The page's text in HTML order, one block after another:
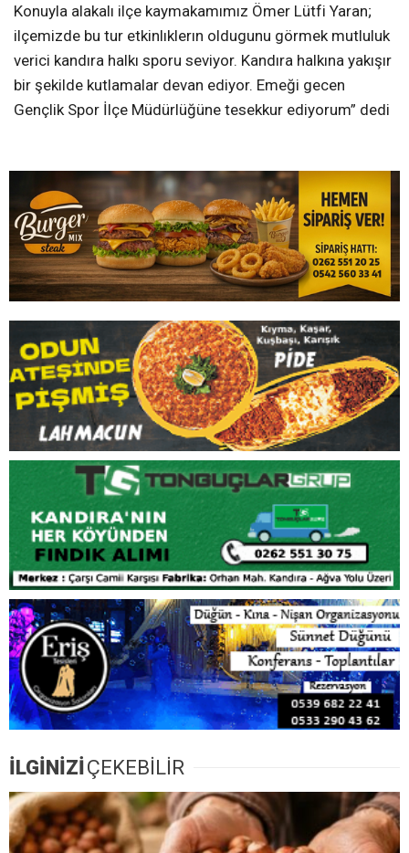
Konuyla alakalı ilçe kaymakamımız Ömer Lütfi Yaran;
ilçemizde bu tur etkinlıklerın oldugunu görmek mutluluk
verici kandıra halkı sporu seviyor. Kandıra halkına yakışır
bir şekilde kutlamalar devan ediyor. Emeği gecen
Gençlik Spor İlçe Müdürlüğüne tesekkur ediyorum” dedi
İLGİNİZİÇEKEBİLİR